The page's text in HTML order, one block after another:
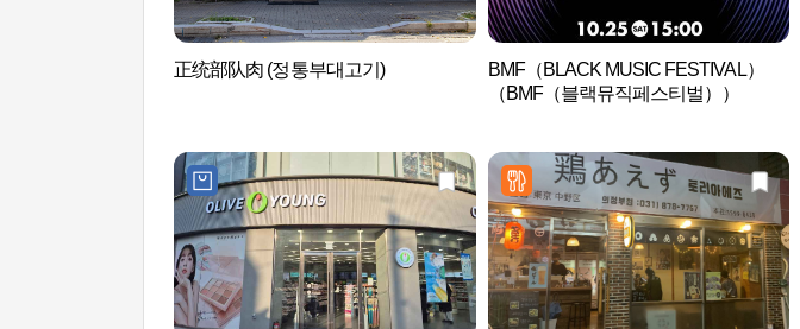
正统部队肉 (정통부대고기)
BMF（BLACK MUSIC FESTIVAL）
（BMF（블랙뮤직페스티벌））